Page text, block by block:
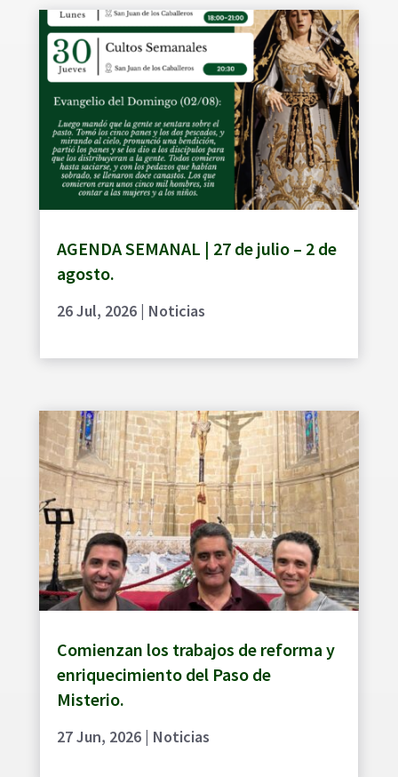
AGENDA SEMANAL | 27 de julio – 2 de
agosto.
26 Jul, 2026| Noticias
Comienzan los trabajos de reforma y
enriquecimiento del Paso de
Misterio.
27 Jun, 2026| Noticias